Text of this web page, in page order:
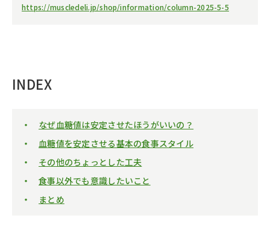
https://muscledeli.jp/shop/information/column-2025-5-5
INDEX
なぜ血糖値は安定させたほうがいいの？
血糖値を安定させる基本の食事スタイル
その他のちょっとした工夫
食事以外でも意識したいこと
まとめ